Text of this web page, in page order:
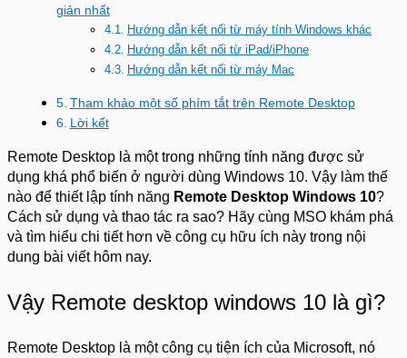
giản nhất
Hướng dẫn kết nối từ máy tính Windows khác
Hướng dẫn kết nối từ iPad/iPhone
Hướng dẫn kết nối từ máy Mac
Tham khảo một số phím tắt trên Remote Desktop
Lời kết
Remote Desktop là một trong những tính năng được sử
dụng khá phổ biến ở người dùng Windows 10. Vậy làm thế
nào để thiết lập tính năng Remote Desktop Windows 10?
Cách sử dụng và thao tác ra sao? Hãy cùng MSO khám phá
và tìm hiểu chi tiết hơn về công cụ hữu ích này trong nội
dung bài viết hôm nay.
Vậy Remote desktop windows 10 là gì?
Remote Desktop là một công cụ tiện ích của Microsoft, nó